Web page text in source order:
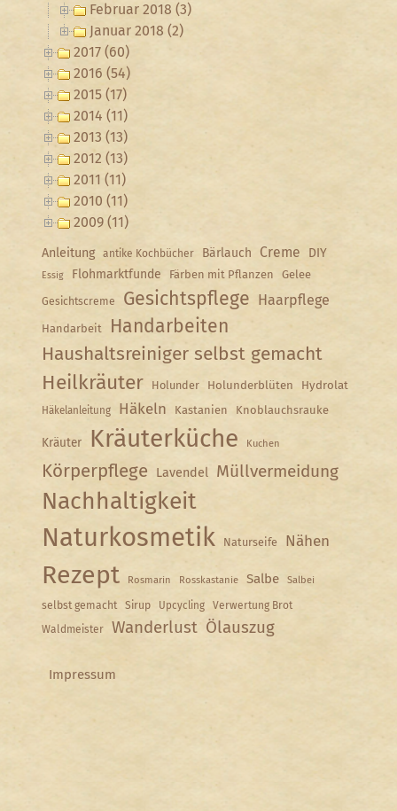
Februar 2018 (3)
Januar 2018 (2)
2017 (60)
2016 (54)
2015 (17)
2014 (11)
2013 (13)
2012 (13)
2011 (11)
2010 (11)
2009 (11)
Anleitung antike Kochbücher Bärlauch Creme DIY
Essig Flohmarktfunde Färben mit Pflanzen Gelee
Gesichtscreme Gesichtspflege Haarpflege
Handarbeit
Handarbeiten
Haushaltsreiniger selbst gemacht
Heilkräuter Holunder Holunderblüten Hydrolat
Häkelanleitung Häkeln Kastanien Knoblauchsrauke
Kräuter Kräuterküche Kuchen
Körperpflege Lavendel Müllvermeidung
Nachhaltigkeit
Naturkosmetik Naturseife Nähen
Rezept Rosmarin Rosskastanie Salbe Salbei
selbst gemacht Sirup Upcycling
Verwertung Brot
Waldmeister
Wanderlust Ölauszug
Impressum